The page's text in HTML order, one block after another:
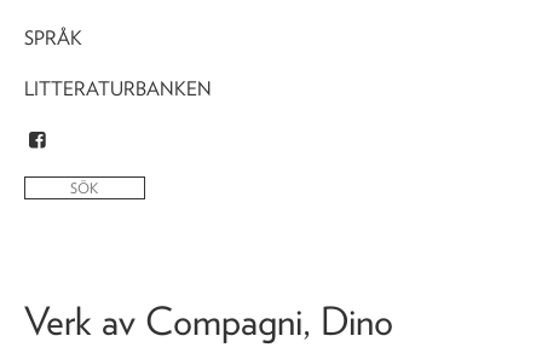
SPRÅK
LITTERATURBANKEN
Verk av Compagni, Dino